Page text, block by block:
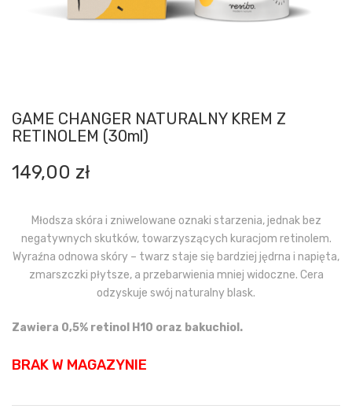
GAME CHANGER NATURALNY KREM Z
RETINOLEM (30ml)
149,00 zł
Młodsza skóra i zniwelowane oznaki starzenia, jednak bez
negatywnych skutków, towarzyszących kuracjom retinolem.
Wyraźna odnowa skóry – twarz staje się bardziej jędrna i napięta,
zmarszczki płytsze, a przebarwienia mniej widoczne. Cera
odzyskuje swój naturalny blask.
Zawiera 0,5% retinol H10 oraz bakuchiol.
BRAK W MAGAZYNIE